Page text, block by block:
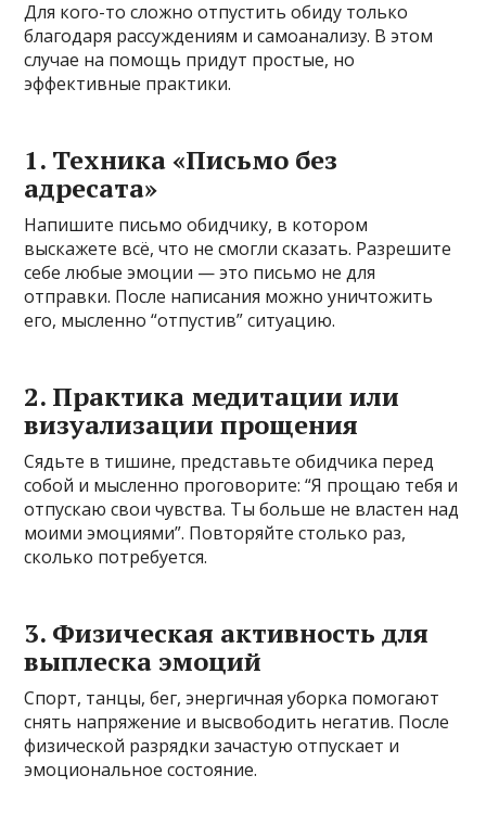
Для кого-то сложно отпустить обиду только
благодаря рассуждениям и самоанализу. В этом
случае на помощь придут простые, но
эффективные практики.
1. Техника «Письмо без
адресата»
Напишите письмо обидчику, в котором
выскажете всё, что не смогли сказать. Разрешите
себе любые эмоции — это письмо не для
отправки. После написания можно уничтожить
его, мысленно “отпустив” ситуацию.
2. Практика медитации или
визуализации прощения
Сядьте в тишине, представьте обидчика перед
собой и мысленно проговорите: “Я прощаю тебя и
отпускаю свои чувства. Ты больше не властен над
моими эмоциями”. Повторяйте столько раз,
сколько потребуется.
3. Физическая активность для
выплеска эмоций
Спорт, танцы, бег, энергичная уборка помогают
снять напряжение и высвободить негатив. После
физической разрядки зачастую отпускает и
эмоциональное состояние.